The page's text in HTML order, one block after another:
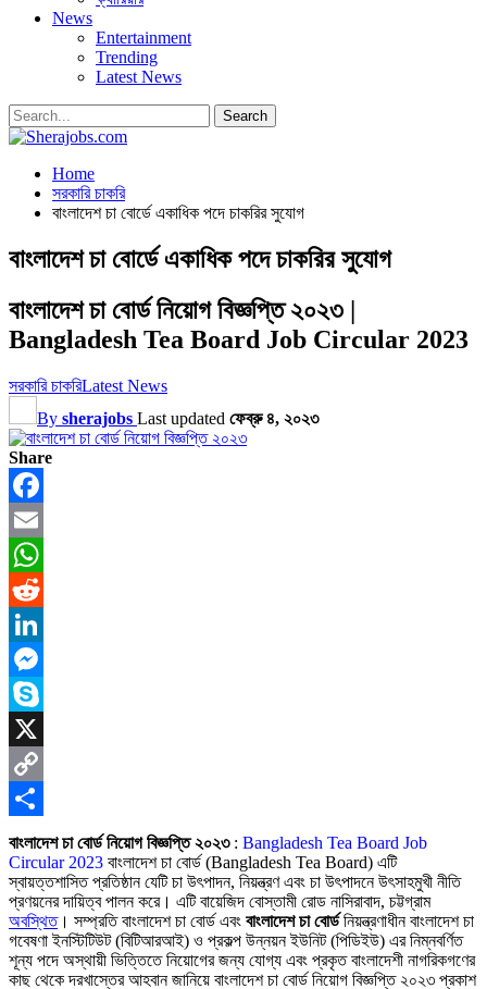
News
Entertainment
Trending
Latest News
Home
সরকারি চাকরি
বাংলাদেশ চা বোর্ডে একাধিক পদে চাকরির সুযোগ
বাংলাদেশ চা বোর্ডে একাধিক পদে চাকরির সুযোগ
বাংলাদেশ চা বোর্ড নিয়োগ বিজ্ঞপ্তি ২০২৩ |
Bangladesh Tea Board Job Circular 2023
সরকারি চাকরিLatest News
By sherajobs Last updated ফেব্রু ৪, ২০২৩
Share
Facebook
Email
WhatsApp
Reddit
LinkedIn
Messenger
Skype
X
Copy
Link
Share
বাংলাদেশ চা বোর্ড নিয়োগ বিজ্ঞপ্তি ২০২৩: Bangladesh Tea Board Job
Circular 2023 বাংলাদেশ চা বোর্ড (Bangladesh Tea Board) এটি
স্বায়ত্তশাসিত প্রতিষ্ঠান যেটি চা উৎপাদন, নিয়ন্ত্রণ এবং চা উৎপাদনে উৎসাহমুখী নীতি
প্রণয়নের দায়িত্ব পালন করে। এটি বায়েজিদ বোস্তামী রোড নাসিরাবাদ, চট্টগ্রাম
অবস্থিত। সম্প্রতি বাংলাদেশ চা বোর্ড এবং বাংলাদেশ চা বোর্ডনিয়ন্ত্রণাধীন বাংলাদেশ চা
গবেষণা ইনস্টিটিউট (বিটিআরআই) ও প্রকল্প উন্নয়ন ইউনিট (পিডিইউ) এর নিম্নবর্ণিত
শূন্য পদে অস্থায়ী ভিত্তিতে নিয়োগের জন্য যোগ্য এবং প্রকৃত বাংলাদেশী নাগরিকগণের
কাছ থেকে দরখাস্তের আহবান জানিয়ে বাংলাদেশ চা বোর্ড নিয়োগ বিজ্ঞপ্তি ২০২৩ প্রকাশ